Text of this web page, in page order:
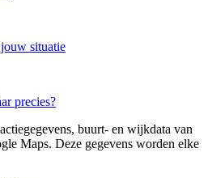
situatie
precies?
buurt- en wijkdata van
Maps. Deze gegevens worden elke